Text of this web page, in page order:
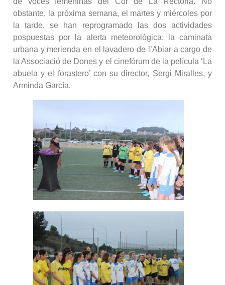
obstante, la próxima semana, el martes y miércoles por
la tarde, se han reprogramado las dos actividades
pospuestas por la alerta meteorológica: la caminata
urbana y merienda en el lavadero de l’Abiar a cargo de
la Associació de Dones y el cinefórum de la película ‘La
abuela y el forastero’ con su director, Sergi Miralles, y
Arminda García.